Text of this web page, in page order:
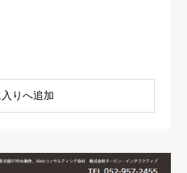
りへ追加